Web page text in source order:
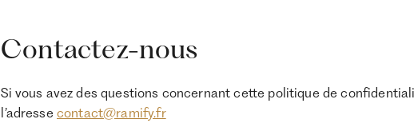
Contactez-nous
Si vous avez des questions concernant cette politique de
l’adresse contact@ramify.fr